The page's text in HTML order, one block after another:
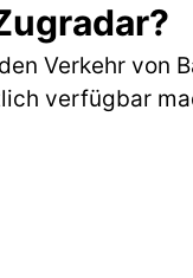
Verkehr von
verfügbar